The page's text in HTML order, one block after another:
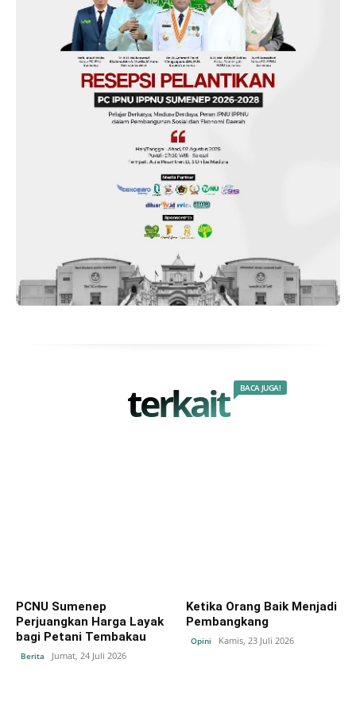
terkait BACA JUGA!
PCNU Sumenep
Perjuangkan Harga Layak
bagi Petani Tembakau
Berita Jumat, 24 Juli 2026
Ketika Orang Baik Menjadi
Pembangkang
Opini Kamis, 23 Juli 2026